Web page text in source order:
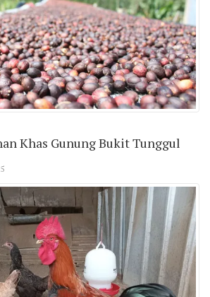
Khas Gunung Bukit Tunggul